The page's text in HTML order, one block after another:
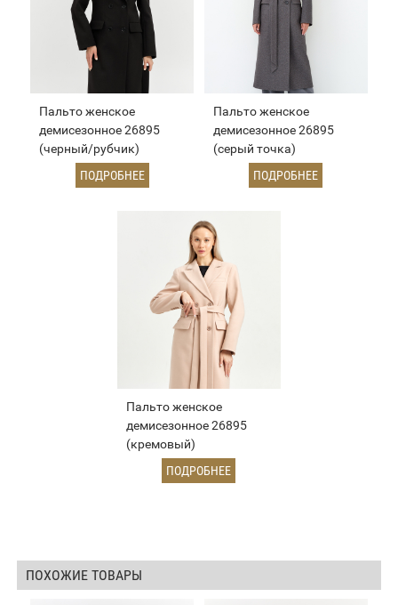
Пальто женское
демисезонное 26895
(черный/рубчик)
ПОДРОБНЕЕ
Пальто женское
демисезонное 26895
(серый точка)
ПОДРОБНЕЕ
Пальто женское
демисезонное 26895
(кремовый)
ПОДРОБНЕЕ
ПОХОЖИЕ ТОВАРЫ